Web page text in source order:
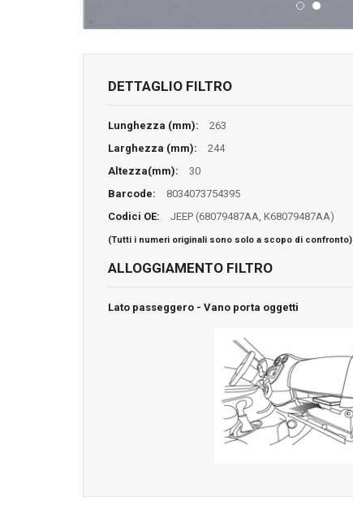
DETTAGLIO FILTRO
Lunghezza (mm):
263
Larghezza (mm):
244
Altezza(mm):
30
Barcode:
8034073754395
Codici OE:
JEEP (68079487AA, K68079487AA)
(Tutti i numeri originali sono solo a scopo di confronto)
ALLOGGIAMENTO FILTRO
Lato passeggero - Vano porta oggetti